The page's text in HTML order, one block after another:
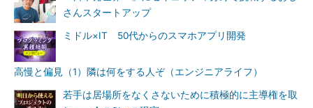
さんスタートアップ
ミドル×IT 50代からのスマホアプリ開発
高慢と偏見（1）隣は何をする人ぞ（エンジニアライフ）
若手は居場所をなくさないために積極的に主導権を取